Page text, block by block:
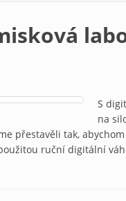
S
na
přestavěli tak,
ruční digitální